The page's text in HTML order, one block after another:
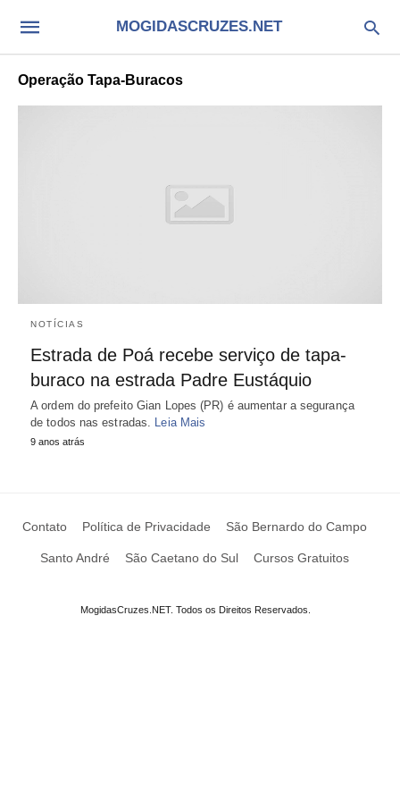
MOGIDASCRUZES.NET
Operação Tapa-Buracos
NOTÍCIAS
Estrada de Poá recebe serviço de tapa-
buraco na estrada Padre Eustáquio
A ordem do prefeito Gian Lopes (PR) é aumentar a segurança
de todos nas estradas. Leia Mais
9 anos atrás
Contato Política de Privacidade São Bernardo do Campo
Santo André São Caetano do Sul Cursos Gratuitos
MogidasCruzes.NET. Todos os Direitos Reservados.